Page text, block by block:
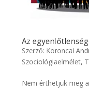
Az
Szerző: Koroncai
Szociológiaelmélet,
Nem érthetjük meg